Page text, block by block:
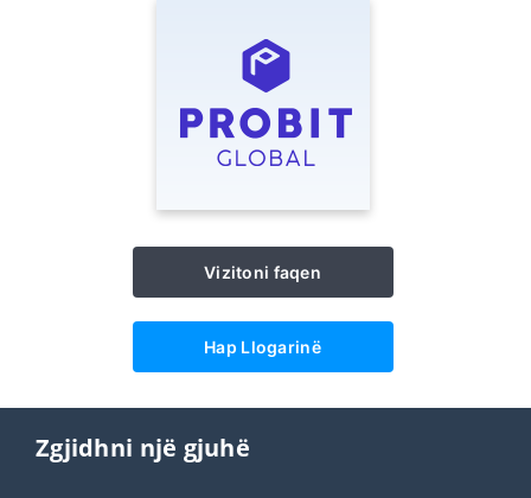
Vizitoni faqen
Hap Llogarinë
Zgjidhni një gjuhë